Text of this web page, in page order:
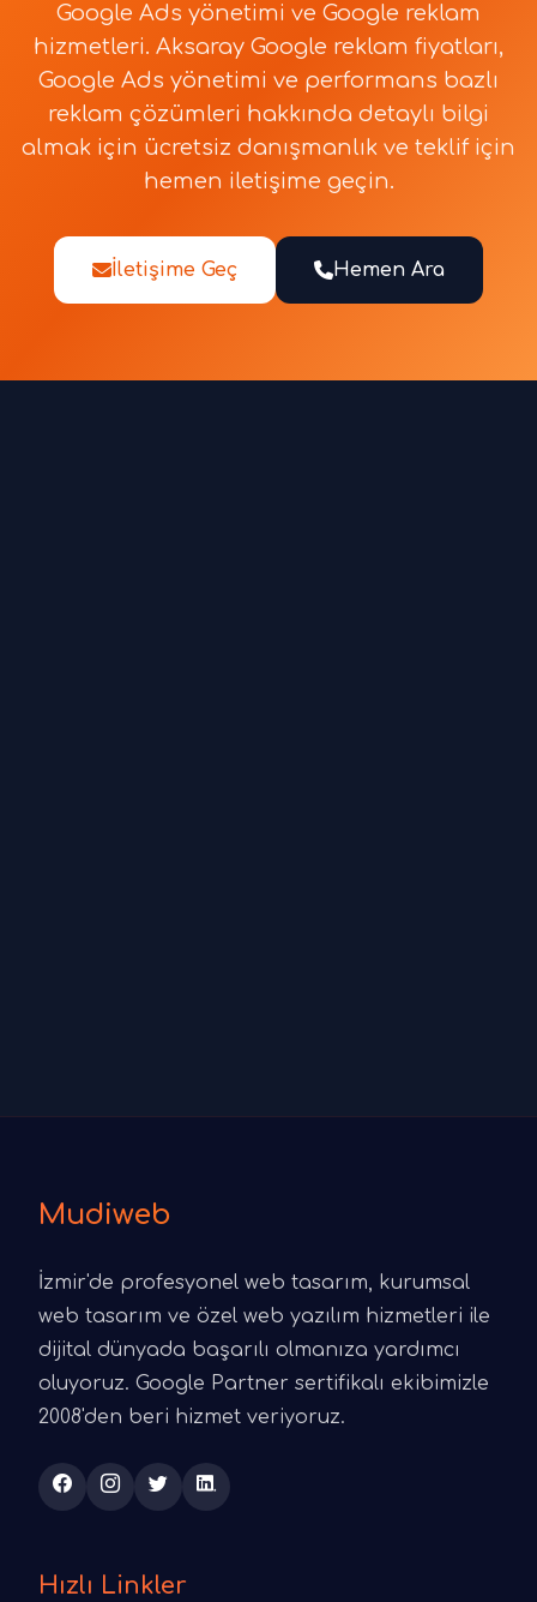
Google Ads yönetimi ve Google reklam
hizmetleri. Aksaray Google reklam fiyatları,
Google Ads yönetimi ve performans bazlı
reklam çözümleri hakkında detaylı bilgi
almak için ücretsiz danışmanlık ve teklif için
hemen iletişime geçin.
İletişime Geç Hemen Ara
Mudiweb
İzmir'de profesyonel web tasarım, kurumsal
web tasarım ve özel web yazılım hizmetleri ile
dijital dünyada başarılı olmanıza yardımcı
oluyoruz. Google Partner sertifikalı ekibimizle
2008'den beri hizmet veriyoruz.
Hızlı Linkler